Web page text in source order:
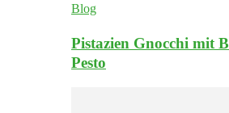
Blog
Pistazien Gnocchi mit
Pesto